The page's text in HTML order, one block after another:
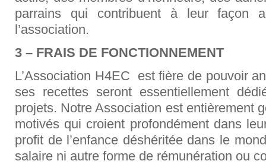
parrains qui contribuent à leur façon
l’association.
3 – FRAIS DE FONCTIONNEMENT
L’Association H4EC est fière de pouvoir
ses recettes seront essentiellement
projets. Notre Association est entièrement
motivés qui croient profondément dans
profit de l’enfance déshéritée dans le
salaire ni autre forme de rémunération ou